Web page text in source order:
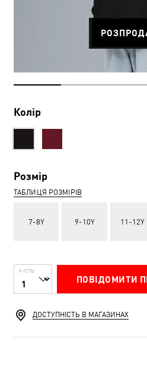
Колір
Розмір
ТАБЛИЦЯ РОЗМІРІВ
7-8Y 9-10Y 11-12Y
К-СТЬ
ПОВІДОМИТИ
ДОСТУПНІСТЬ В МАГАЗИНАХ